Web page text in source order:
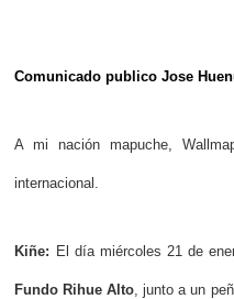
Comunicado publico Jose
A mi nación mapuche,
internacional.
Kiñe: El día miércoles 21 de
Fundo Rihue Alto, junto a un